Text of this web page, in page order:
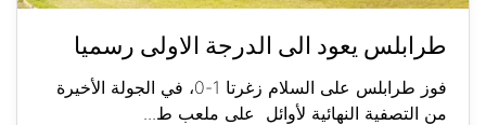
طرابلس يعود الى الدرجة الاولى رسميا
فوز طرابلس على السلام زغرتا 1-0، في الجولة الأخيرة
من التصفية النهائية لأوائل على ملعب ط...